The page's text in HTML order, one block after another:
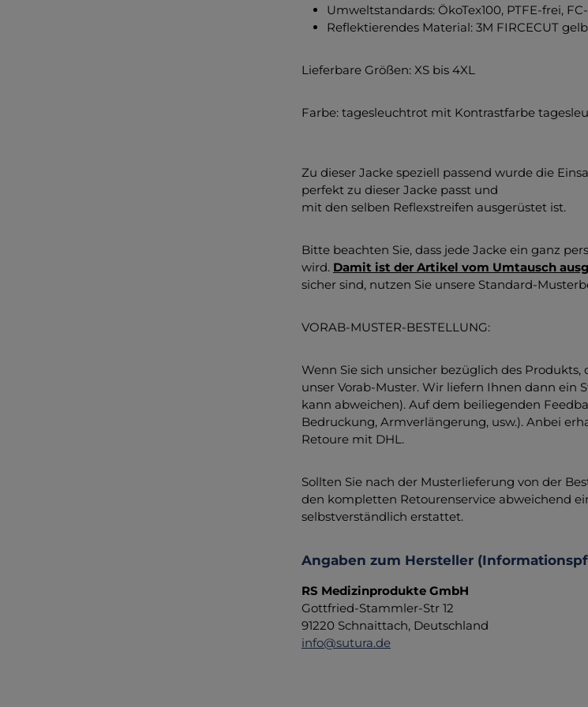
Umweltstandards: ÖkoTex100, PTFE-frei,
Reflektierendes Material: 3M FIRCECUT
Lieferbare Größen: XS bis 4XL
Farbe: tagesleuchtrot mit Kontrastfarbe
Zu dieser Jacke speziell passend wurde die
perfekt zu dieser Jacke passt und
mit den selben Reflexstreifen ausgerüstet ist.
Bitte beachten Sie, dass jede Jacke ein ganz
wird. Damit ist der Artikel vom Umtausch
sicher sind, nutzen Sie unsere Standard-
VORAB-MUSTER-BESTELLUNG:
Wenn Sie sich unsicher bezüglich des
unser Vorab-Muster. Wir liefern Ihnen dann
kann abweichen). Auf dem beiliegenden
Bedruckung, Armverlängerung, usw.). Anbei
Retoure mit DHL.
Sollten Sie nach der Musterlieferung von der
den kompletten Retourenservice abweichend
selbstverständlich erstattet.
Angaben zum Hersteller
RS Medizinprodukte GmbH
Gottfried-Stammler-Str 12
91220 Schnaittach, Deutschland
info@sutura.de